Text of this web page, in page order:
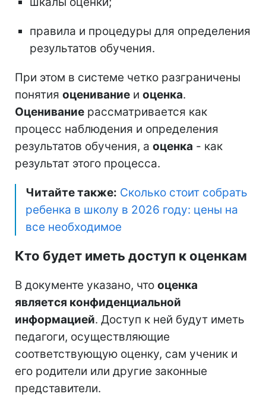
правила и процедуры для определения
результатов обучения.
При этом в системе четко разграничены
понятия оценивание и оценка.
Оценивание рассматривается как
процесс наблюдения и определения
результатов обучения, а оценка - как
результат этого процесса.
Читайте также: Сколько стоит собрать
ребенка в школу в 2026 году: цены на
все необходимое
Кто будет иметь доступ к оценкам
В документе указано, что оценка
является конфиденциальной
информацией. Доступ к ней будут иметь
педагоги, осуществляющие
соответствующую оценку, сам ученик и
его родители или другие законные
представители.